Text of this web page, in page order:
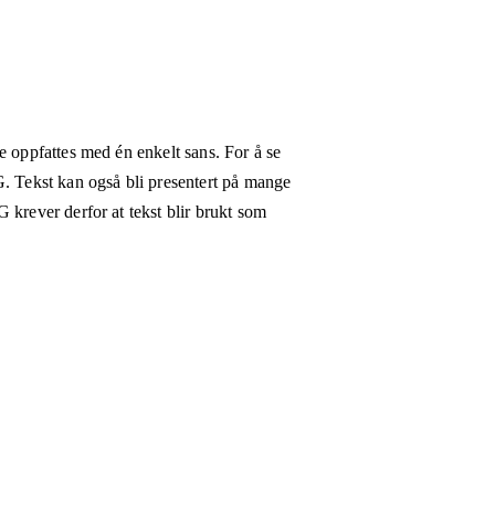
med én enkelt sans. For å se
kan også bli presentert på mange
krever derfor at tekst blir brukt som